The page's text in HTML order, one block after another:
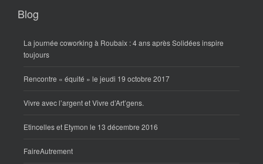
Blog
La journée coworking à Roubaix : 4 ans après Solidées inspire
toujours
Rencontre « équité » le jeudi 19 octobre 2017
Vivre avec l’argent et Vivre d’Art’gens.
Etincelles et Etymon le 13 décembre 2016
FaireAutrement